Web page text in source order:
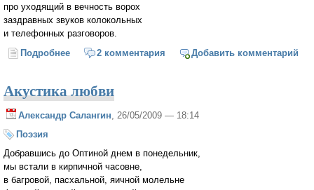
про уходящий в вечность ворох
заздравных звуков колокольных
и телефонных разговоров.
Подробнее о Days.ru2 комментария Добавить комментарий
Акустика любви
Александр Салангин, 26/05/2009 — 18:14
Поэзия
Добравшись до Оптиной днем в понедельник,
мы встали в кирпичной часовне,
в багровой, пасхальной, яичной молельне